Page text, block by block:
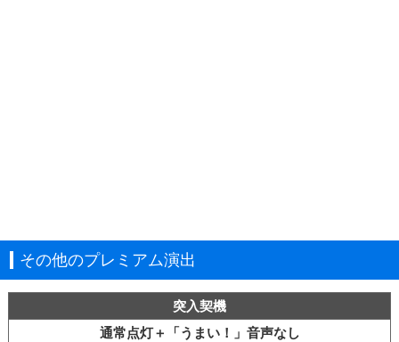
その他のプレミアム演出
突入契機
通常点灯＋「うまい！」音声なし